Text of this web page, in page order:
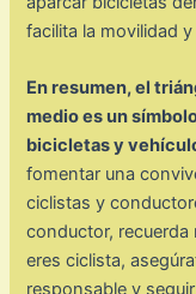
facilita la movilidad
En resumen, el
medio es un
bicicletas y
fomentar una
ciclistas y
conductor, recuerda
eres ciclista,
responsable y